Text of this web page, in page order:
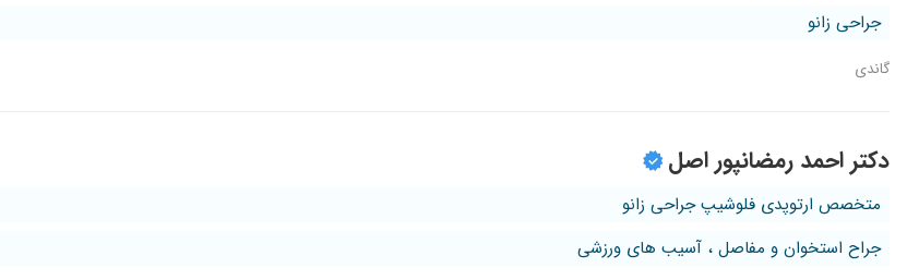
جراحی زانو
گاندی
دکتر احمد رمضانپور اصل
متخصص ارتوپدی فلوشیپ جراحی زانو
جراح استخوان و مفاصل ، آسیب های ورزشی